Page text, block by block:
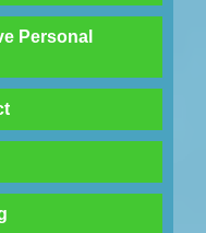
Personal